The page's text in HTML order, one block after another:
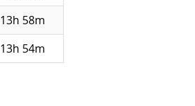
13h 58m
13h 54m